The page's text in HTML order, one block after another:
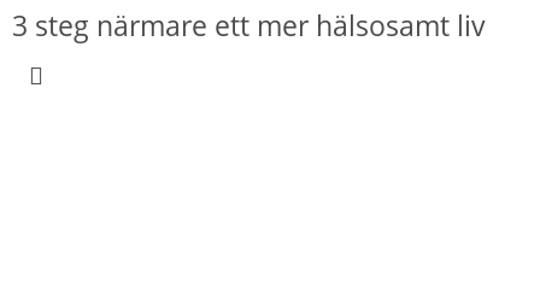
3 steg närmare ett mer hälsosamt liv